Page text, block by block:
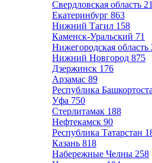
Свердловская область
Екатеринбург 863
Нижний Тагил 158
Каменск-Уральский 71
Нижегородская область
Нижний Новгород 875
Дзержинск 176
Арзамас 89
Республика
Уфа 750
Стерлитамак 188
Нефтекамск 90
Республика Татарстан
Казань 818
Набережные Челны 258